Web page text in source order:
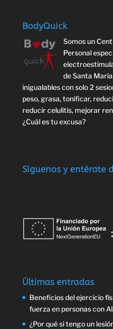
BodyQuick
Somos un
Personal
de Santa
inigualables con solo 2
peso, grasa, tonificar,
reducir celulitis, mejorar
¿Cuál es tu excusa?
Síguenos y entérate
Últimas entradas
Beneficios del ejercicio
fuerza en personas con
¿Por qué si tengo un